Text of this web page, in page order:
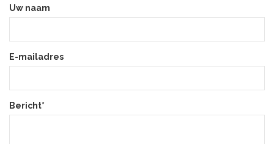
Uw naam
E-mailadres
Bericht*